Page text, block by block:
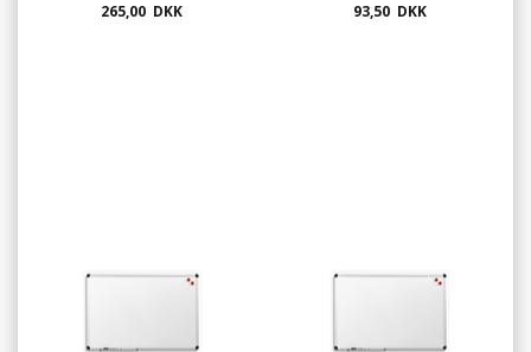
magnetisk - stål
265,00 DKK 93,50 DKK